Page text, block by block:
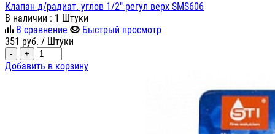
Клапан д/радиат. углов 1/2" регул верх SMS606
В наличии : 1 Штуки
В сравнение
Быстрый просмотр
351 руб. / Штуки
- +
Добавить в корзину